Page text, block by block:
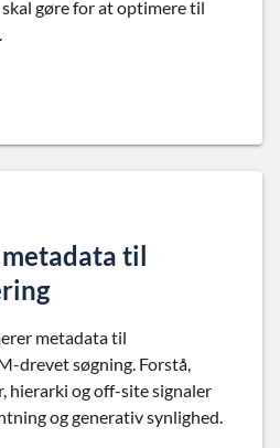
gøre for at optimere til
til
metadata til
drevet søgning. Forstå,
hierarki og off-site signaler
og generativ synlighed.